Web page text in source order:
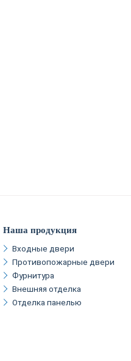
Наша продукция
Входные двери
Противопожарные двери
Фурнитура
Внешняя отделка
Отделка панелью